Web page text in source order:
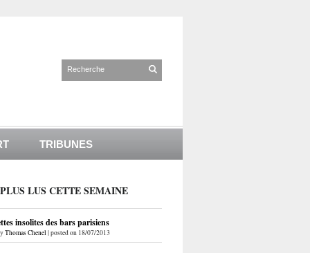
TRIBUNES
LUS CETTE SEMAINE
insolites des bars parisiens
Thomas Chenel |posted on 18/07/2013